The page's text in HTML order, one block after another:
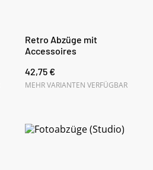
Retro Abzüge mit
Accessoires
42,75 €
MEHR VARIANTEN VERFÜGBAR